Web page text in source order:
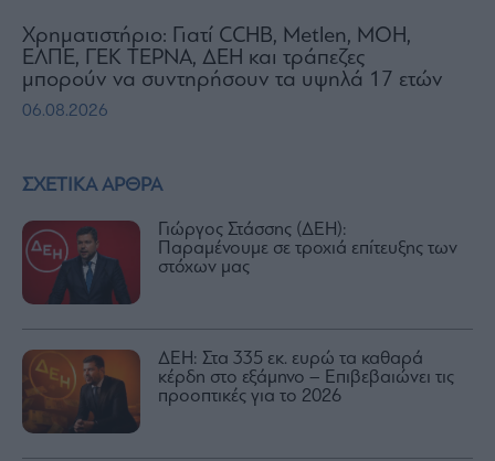
ΣΧΕΤΙΚΑ ΑΡΘΡΑ
Γιώργος Στάσσης (ΔΕΗ):
Παραμένουμε σε τροχιά επίτευξης των
στόχων μας
ΔΕΗ: Στα 335 εκ. ευρώ τα καθαρά
κέρδη στο εξάμηνο – Επιβεβαιώνει τις
προοπτικές για το 2026
Χρηματιστήριο: Γιατί CCHB, Metlen, MOH,
ΕΛΠΕ, ΓΕΚ ΤΕΡΝΑ, ΔΕΗ και τράπεζες
μπορούν να συντηρήσουν τα υψηλά 17 ετών
06.08.2026